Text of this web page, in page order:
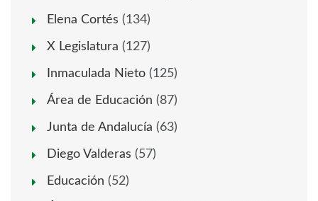
Elena Cortés (134)
X Legislatura (127)
Inmaculada Nieto (125)
Área de Educación (87)
Junta de Andalucía (63)
Diego Valderas (57)
Educación (52)